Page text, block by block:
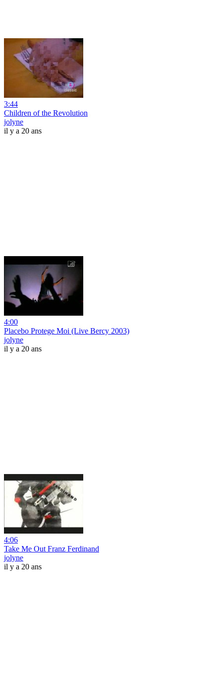
3:44
Children of the Revolution
jolyne
il y a 20 ans
4:00
Placebo Protege Moi (Live Bercy 2003)
jolyne
il y a 20 ans
4:06
Take Me Out Franz Ferdinand
jolyne
il y a 20 ans